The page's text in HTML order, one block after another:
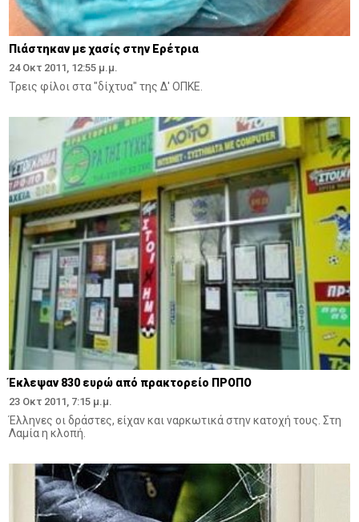
Πιάστηκαν με χασίς στην Ερέτρια
24 Οκτ 2011, 12:55 μ.μ.
Τρεις φίλοι στα "δίχτυα" της Δ' ΟΠΚΕ.
Έκλεψαν 830 ευρώ από πρακτορείο ΠΡΟΠΟ
23 Οκτ 2011, 7:15 μ.μ.
Έλληνες οι δράστες, είχαν και ναρκωτικά στην κατοχή τους. Στη
Λαμία η κλοπή.